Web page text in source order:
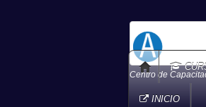
Centro de
INICIO